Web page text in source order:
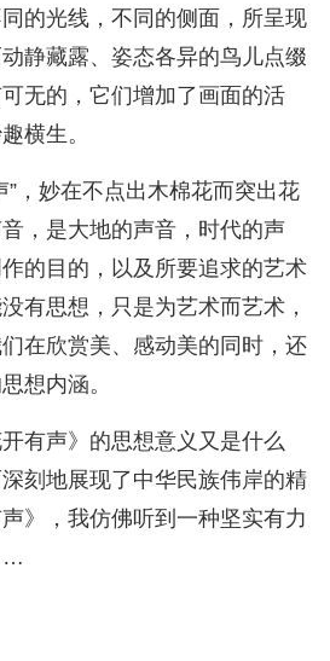
的光线，不同的侧面，所呈现
静藏露、姿态各异的鸟儿点缀
无的，它们增加了画面的活
横生。
”，妙在不点出木棉花而突出花
，是大地的声音，时代的声
的目的，以及所要追求的艺术
有思想，只是为艺术而艺术，
在欣赏美、感动美的同时，还
想内涵。
有声》的思想意义又是什么
刻地展现了中华民族伟岸的精
》，我仿佛听到一种坚实有力